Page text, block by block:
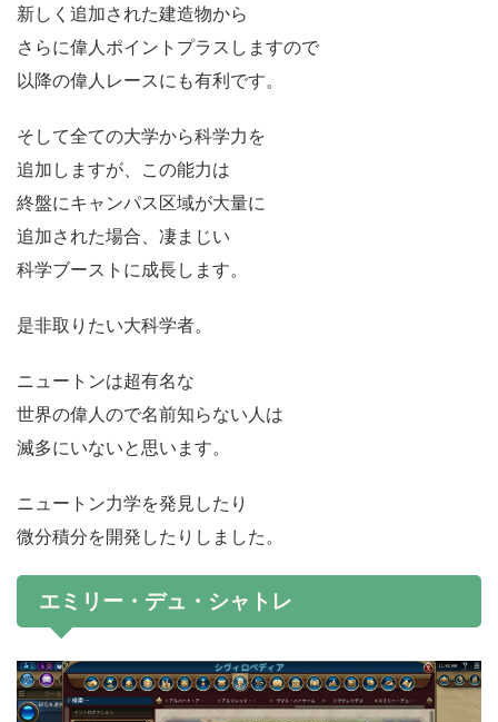
新しく追加された建造物から
さらに偉人ポイントプラスしますので
以降の偉人レースにも有利です。
そして全ての大学から科学力を
追加しますが、この能力は
終盤にキャンパス区域が大量に
追加された場合、凄まじい
科学ブーストに成長します。
是非取りたい大科学者。
ニュートンは超有名な
世界の偉人ので名前知らない人は
滅多にいないと思います。
ニュートン力学を発見したり
微分積分を開発したりしました。
エミリー・デュ・シャトレ